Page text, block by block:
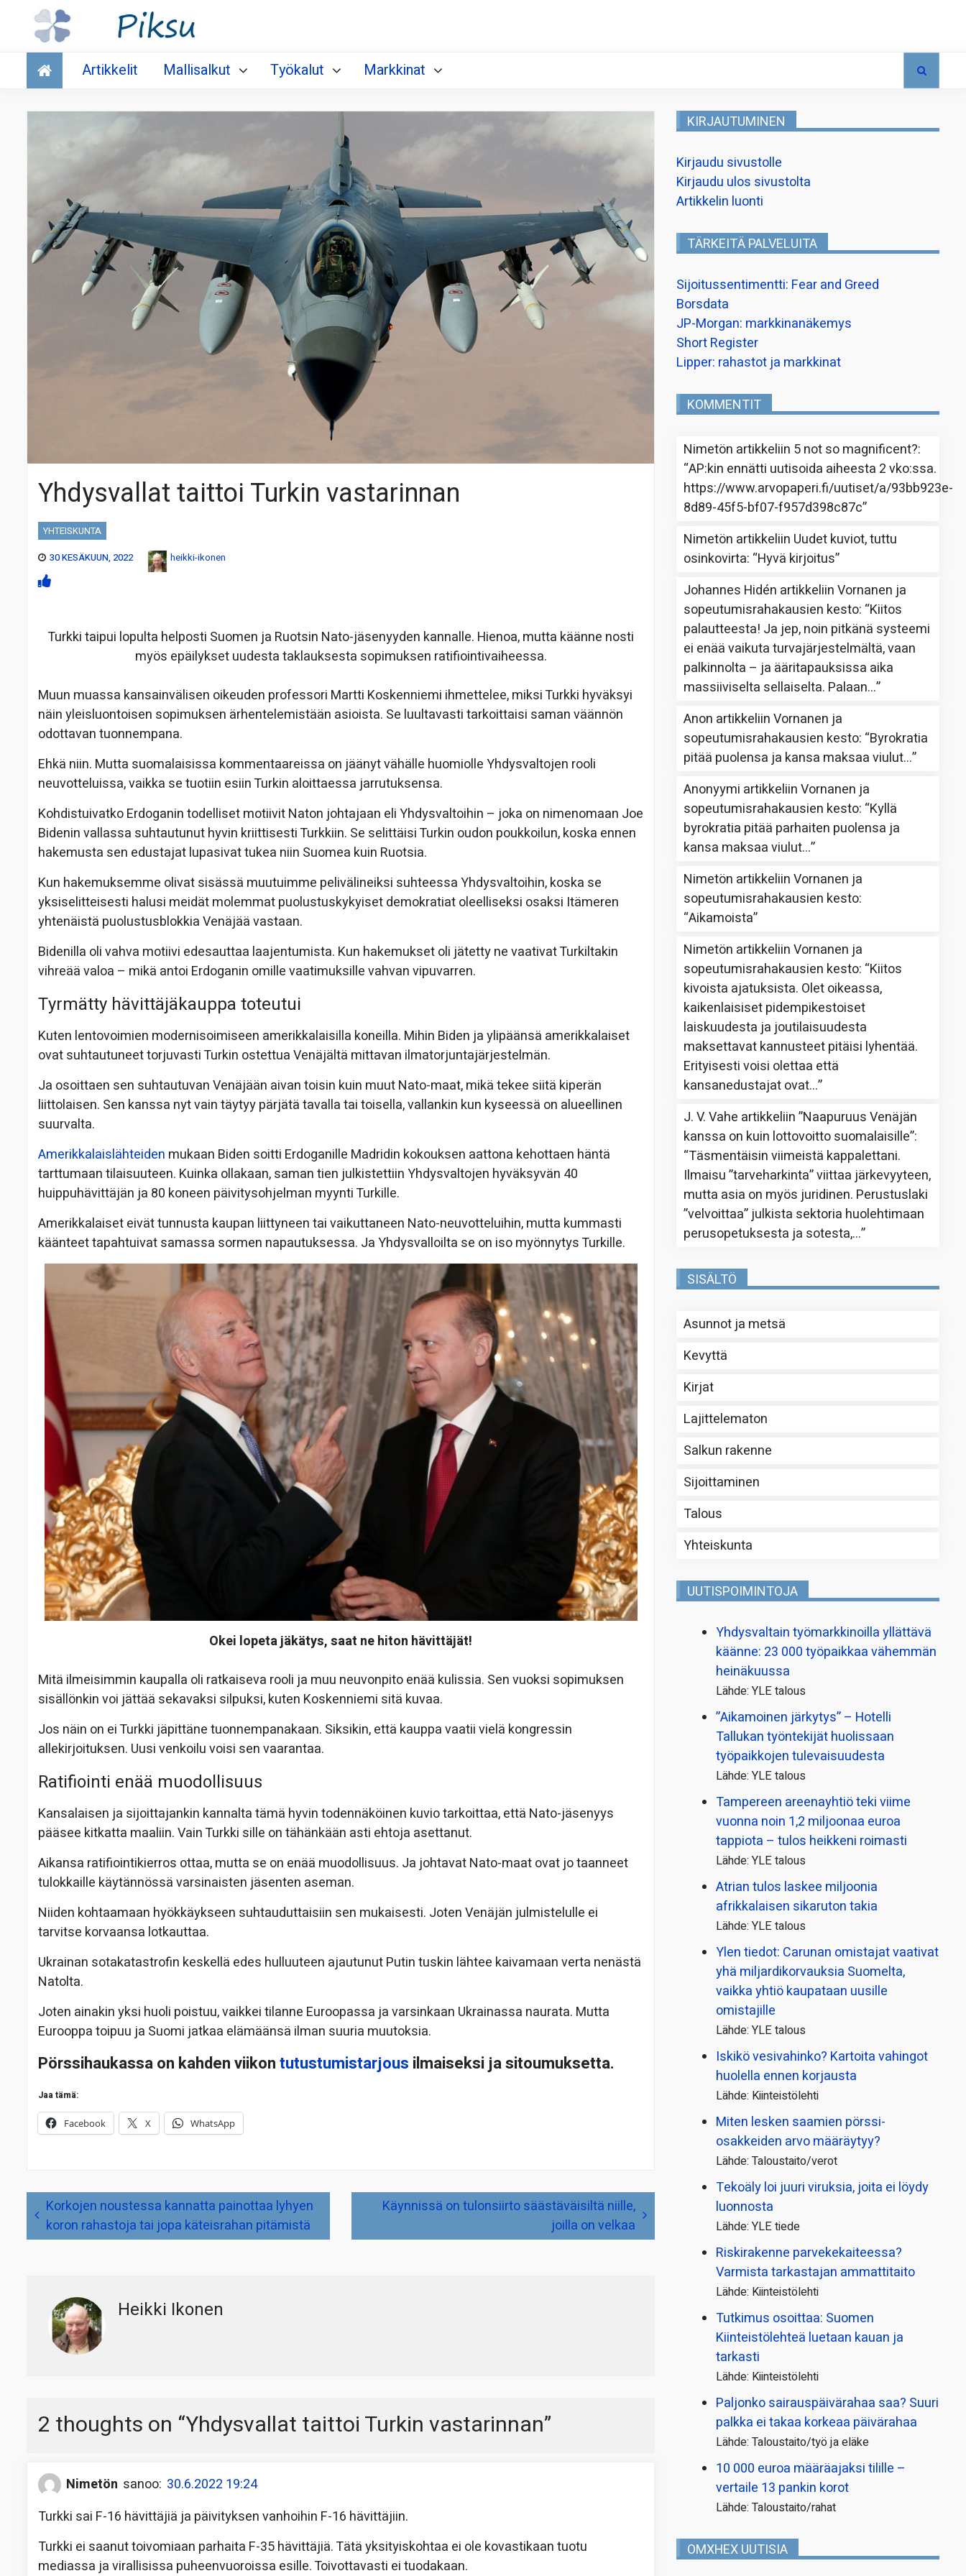
Talous
Artikkelit Mallisalkut Työkalut Markkinat
Yhdysvallat taittoi Turkin vastarinnan
YHTEISKUNTA
30 KESÄKUUN, 2022
heikki-ikonen
Turkki taipui lopulta helposti Suomen ja Ruotsin Nato-jäsenyyden kannalle. Hienoa, mutta käänne nosti
myös epäilykset uudesta taklauksesta sopimuksen ratifiointivaiheessa.
Muun muassa kansainvälisen oikeuden professori Martti Koskenniemi ihmettelee, miksi Turkki hyväksyi
näin yleisluontoisen sopimuksen ärhentelemistään asioista. Se luultavasti tarkoittaisi saman väännön
odottavan tuonnempana.
Ehkä niin. Mutta suomalaisissa kommentaareissa on jäänyt vähälle huomiolle Yhdysvaltojen rooli
neuvotteluissa, vaikka se tuotiin esiin Turkin aloittaessa jarrutuksensa.
Kohdistuivatko Erdoganin todelliset motiivit Naton johtajaan eli Yhdysvaltoihin – joka on nimenomaan Joe
Bidenin vallassa suhtautunut hyvin kriittisesti Turkkiin. Se selittäisi Turkin oudon poukkoilun, koska ennen
hakemusta sen edustajat lupasivat tukea niin Suomea kuin Ruotsia.
Kun hakemuksemme olivat sisässä muutuimme pelivälineiksi suhteessa Yhdysvaltoihin, koska se
yksiselitteisesti halusi meidät molemmat puolustuskykyiset demokratiat oleelliseksi osaksi Itämeren
yhtenäistä puolustusblokkia Venäjää vastaan.
Bidenilla oli vahva motiivi edesauttaa laajentumista. Kun hakemukset oli jätetty ne vaativat Turkiltakin
vihreää valoa – mikä antoi Erdoganin omille vaatimuksille vahvan vipuvarren.
Tyrmätty hävittäjäkauppa toteutui
Kuten lentovoimien modernisoimiseen amerikkalaisilla koneilla. Mihin Biden ja ylipäänsä amerikkalaiset
ovat suhtautuneet torjuvasti Turkin ostettua Venäjältä mittavan ilmatorjuntajärjestelmän.
Ja osoittaen sen suhtautuvan Venäjään aivan toisin kuin muut Nato-maat, mikä tekee siitä kiperän
liittolaisen. Sen kanssa nyt vain täytyy pärjätä tavalla tai toisella, vallankin kun kyseessä on alueellinen
suurvalta.
Amerikkalaislähteiden mukaan Biden soitti Erdoganille Madridin kokouksen aattona kehottaen häntä
tarttumaan tilaisuuteen. Kuinka ollakaan, saman tien julkistettiin Yhdysvaltojen hyväksyvän 40
huippuhävittäjän ja 80 koneen päivitysohjelman myynti Turkille.
Amerikkalaiset eivät tunnusta kaupan liittyneen tai vaikuttaneen Nato-neuvotteluihin, mutta kummasti
käänteet tapahtuivat samassa sormen napautuksessa. Ja Yhdysvalloilta se on iso myönnytys Turkille.
Okei lopeta jäkätys, saat ne hiton hävittäjät!
Mitä ilmeisimmin kaupalla oli ratkaiseva rooli ja muu neuvonpito enää kulissia. Sen vuoksi sopimuksen
sisällönkin voi jättää sekavaksi silpuksi, kuten Koskenniemi sitä kuvaa.
Jos näin on ei Turkki jäpittäne tuonnempanakaan. Siksikin, että kauppa vaatii vielä kongressin
allekirjoituksen. Uusi venkoilu voisi sen vaarantaa.
Ratifiointi enää muodollisuus
Kansalaisen ja sijoittajankin kannalta tämä hyvin todennäköinen kuvio tarkoittaa, että Nato-jäsenyys
pääsee kitkatta maaliin. Vain Turkki sille on tähänkään asti ehtoja asettanut.
Aikansa ratifiointikierros ottaa, mutta se on enää muodollisuus. Ja johtavat Nato-maat ovat jo taanneet
tulokkaille käytännössä varsinaisten jäsenten aseman.
Niiden kohtaamaan hyökkäykseen suhtauduttaisiin sen mukaisesti. Joten Venäjän julmistelulle ei
tarvitse korvaansa lotkauttaa.
Ukrainan sotakatastrofin keskellä edes hulluuteen ajautunut Putin tuskin lähtee kaivamaan verta nenästä
Natolta.
Joten ainakin yksi huoli poistuu, vaikkei tilanne Euroopassa ja varsinkaan Ukrainassa naurata. Mutta
Eurooppa toipuu ja Suomi jatkaa elämäänsä ilman suuria muutoksia.
Pörssihaukassa on kahden viikontutustumistarjous ilmaiseksi ja sitoumuksetta.
Jaa tämä:
Facebook X WhatsApp
Artikkelien
selausKorkojen noustessa kannatta painottaa lyhyen
koron rahastoja tai jopa käteisrahan pitämistä
Käynnissä on tulonsiirto säästäväisiltä niille,
joilla on velkaa
Heikki Ikonen
2 thoughts on “Yhdysvallat taittoi Turkin vastarinnan”
Nimetön sanoo: 30.6.2022 19:24
Turkki sai F-16 hävittäjiä ja päivityksen vanhoihin F-16 hävittäjiin.
Turkki ei saanut toivomiaan parhaita F-35 hävittäjiä. Tätä yksityiskohtaa ei ole kovastikaan tuotu
mediassa ja virallisissa puheenvuoroissa esille. Toivottavasti ei tuodakaan.
KIRJAUTUMINEN
Kirjaudu sivustolle
Kirjaudu ulos sivustolta
Artikkelin luonti
TÄRKEITÄ PALVELUITA
Sijoitussentimentti: Fear and Greed
Borsdata
JP-Morgan: markkinanäkemys
Short Register
Lipper: rahastot ja markkinat
KOMMENTIT
Nimetön artikkeliin 5 not so magnificent?:
“AP:kin ennätti uutisoida aiheesta 2 vko:ssa.
https://www.arvopaperi.fi/uutiset/a/93bb923e-
8d89-45f5-bf07-f957d398c87c”
Nimetön artikkeliin Uudet kuviot, tuttu
osinkovirta: “Hyvä kirjoitus”
Johannes Hidén artikkeliinVornanen ja
sopeutumisrahakausien kesto: “Kiitos
palautteesta! Ja jep, noin pitkänä systeemi
ei enää vaikuta turvajärjestelmältä, vaan
palkinnolta – ja ääritapauksissa aika
massiiviselta sellaiselta. Palaan…”
Anon artikkeliinVornanen ja
sopeutumisrahakausien kesto: “Byrokratia
pitää puolensa ja kansa maksaa viulut…”
Anonyymi artikkeliinVornanen ja
sopeutumisrahakausien kesto: “Kyllä
byrokratia pitää parhaiten puolensa ja
kansa maksaa viulut…”
Nimetön artikkeliinVornanen ja
sopeutumisrahakausien kesto:
“Aikamoista”
Nimetön artikkeliinVornanen ja
sopeutumisrahakausien kesto: “Kiitos
kivoista ajatuksista. Olet oikeassa,
kaikenlaisiset pidempikestoiset
laiskuudesta ja joutilaisuudesta
maksettavat kannusteet pitäisi lyhentää.
Erityisesti voisi olettaa että
kansanedustajat ovat…”
J. V. Vahe artikkeliin”Naapuruus Venäjän
kanssa on kuin lottovoitto suomalaisille”:
“Täsmentäisin viimeistä kappalettani.
Ilmaisu ”tarveharkinta” viittaa järkevyyteen,
mutta asia on myös juridinen. Perustuslaki
”velvoittaa” julkista sektoria huolehtimaan
perusopetuksesta ja sotesta,…”
SISÄLTÖ
Asunnot ja metsä
Kevyttä
Kirjat
Lajittelematon
Salkun rakenne
Sijoittaminen
Talous
Yhteiskunta
UUTISPOIMINTOJA
Yhdysvaltain työmarkkinoilla yllättävä
käänne: 23 000 työpaikkaa vähemmän
heinäkuussa
Lähde: YLE talous
”Aikamoinen järkytys” – Hotelli
Tallukan työntekijät huolissaan
työpaikkojen tulevaisuudesta
Lähde: YLE talous
Tampereen areenayhtiö teki viime
vuonna noin 1,2 miljoonaa euroa
tappiota – tulos heikkeni roimasti
Lähde: YLE talous
Atrian tulos laskee miljoonia
afrikkalaisen sikaruton takia
Lähde: YLE talous
Ylen tiedot: Carunan omistajat vaativat
yhä miljardi­korvauksia Suomelta,
vaikka yhtiö kaupataan uusille
omistajille
Lähde: YLE talous
Iskikö vesivahinko? Kartoita vahingot
huolella ennen korjausta
Lähde: Kiinteistölehti
Miten lesken saamien pörssi­
osakkeiden arvo määräytyy?
Lähde: Taloustaito/verot
Tekoäly loi juuri viruksia, joita ei löydy
luonnosta
Lähde: YLE tiede
Riskirakenne parvekekaiteessa?
Varmista tarkastajan ammattitaito
Lähde: Kiinteistölehti
Tutkimus osoittaa: Suomen
Kiinteistölehteä luetaan kauan ja
tarkasti
Lähde: Kiinteistölehti
Paljonko sairauspäivä­rahaa saa? Suuri
palkka ei takaa korkeaa päivärahaa
Lähde: Taloustaito/työ ja eläke
10 000 euroa määräajaksi tilille –
vertaile 13 pankin korot
Lähde: Taloustaito/rahat
OMXHEX UUTISIA